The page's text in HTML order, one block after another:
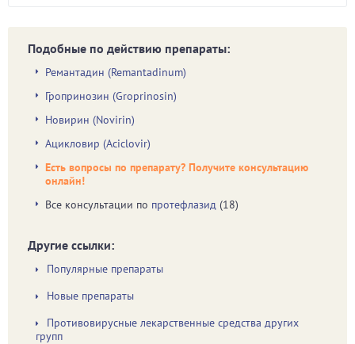
Подобные по действию препараты:
Ремантадин (Remantadinum)
Гропринозин (Groprinosin)
Новирин (Novirin)
Ацикловир (Aciclovir)
Есть вопросы по препарату? Получите консультацию
онлайн!
Все консультации по протефлазид (18)
Другие ссылки:
Популярные препараты
Новые препараты
Противовирусные лекарственные средства других
групп